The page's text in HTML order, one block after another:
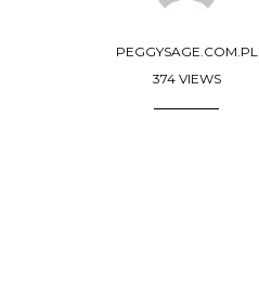
PEGGYSAGE.COM.PL
374 VIEWS